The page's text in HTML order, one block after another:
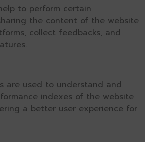
to perform certain
the content of the website
collect feedbacks, and
are used to understand and
indexes of the website
a better user experience for